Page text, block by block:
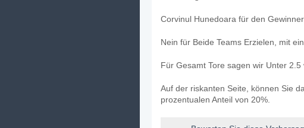
Corvinul Hunedoara für den
Nein für Beide Teams Erzielen, mit
Für Gesamt Tore sagen wir Unter
Auf der riskanten Seite, können Sie
prozentualen Anteil von 20%.